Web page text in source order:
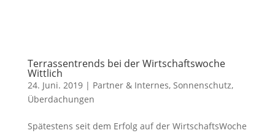
Terrassentrends bei der Wirtschaftswoche
Wittlich
24. Juni. 2019| Partner & Internes, Sonnenschutz,
Überdachungen
Spätestens seit dem Erfolg auf der WirtschaftsWoche